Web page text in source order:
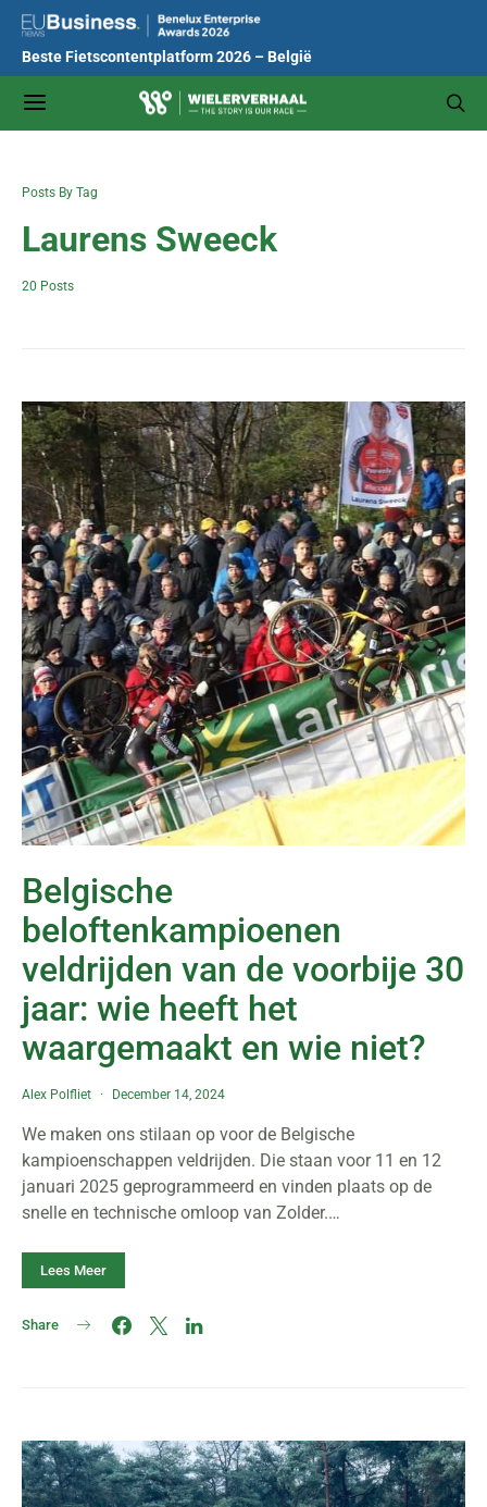
Beste Fietscontentplatform 2026 – België
Posts By Tag
Laurens Sweeck
20 Posts
Belgische
beloftenkampioenen
veldrijden van de voorbije 30
jaar: wie heeft het
waargemaakt en wie niet?
Alex Polfliet December 14, 2024
We maken ons stilaan op voor de Belgische
kampioenschappen veldrijden. Die staan voor 11 en 12
januari 2025 geprogrammeerd en vinden plaats op de
snelle en technische omloop van Zolder.…
Lees Meer
Share